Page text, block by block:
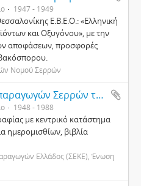
1947 - 1949
Ε.Β.Ε.Ο.: «Ελληνική
και Οξυγόνου», με την
αποφάσεων, προσφορές
Νομού Σερρών
Αρχείο Ένωσης Καπνοπαραγωγών Σερρών της Συνεταιριστικής Ένωσης Καπνοπαραγωγών Ελλάδος (ΣΕΚΕ)
1948 - 1988
με κεντρικό κατάστημα
ημερομισθίων, βιβλία
Ελλάδος (ΣΕΚΕ), Ένωση